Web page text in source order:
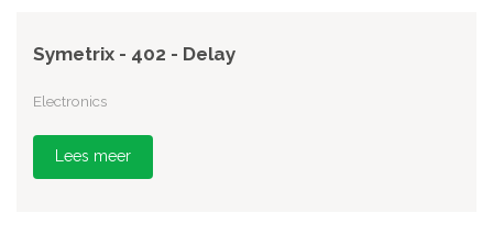
Symetrix - 402 - Delay
Electronics
Lees meer